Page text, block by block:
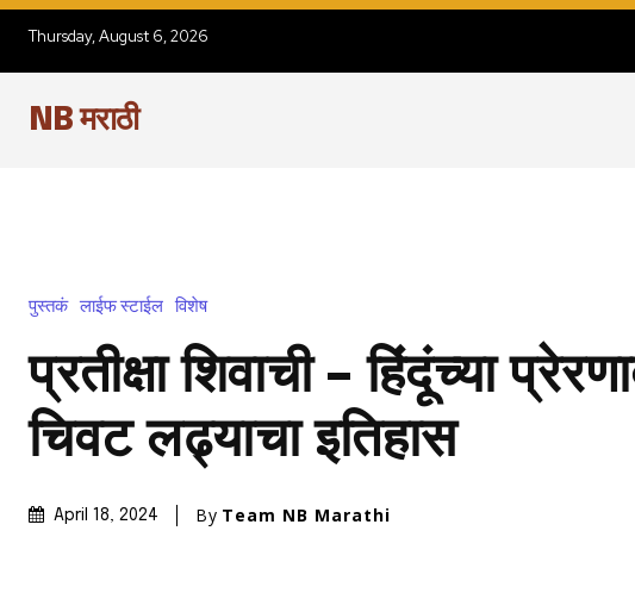
Thursday, August 6, 2026
NB मराठी
पुस्तकं लाईफ स्टाईल विशेष
प्रतीक्षा शिवाची – हिंदूंच्या
चिवट लढ्याचा इतिहास
April 18, 2024 By Team NB Marathi